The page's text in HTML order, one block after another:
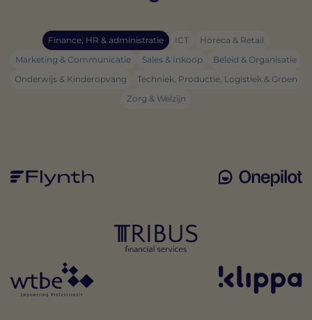
Finance, HR & administratie ICT
Horeca & Retail
Marketing & Communicatie
Sales & Inkoop
Beleid & Organisatie
Onderwijs & Kinderopvang
Techniek, Productie, Logistiek & Groen
Zorg & Welzijn